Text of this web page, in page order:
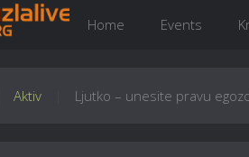
Home Events
Aktiv Ljutko – unesite pravu